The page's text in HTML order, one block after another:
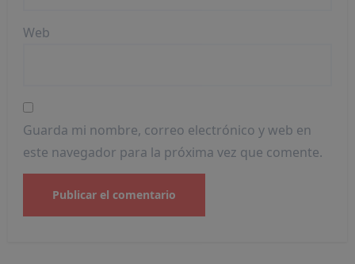
Web
Guarda mi nombre, correo electrónico y web en
este navegador para la próxima vez que comente.